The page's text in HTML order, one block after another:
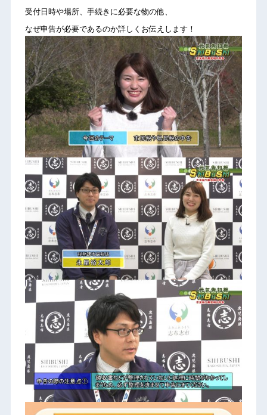
受付日時や場所、手続きに必要な物の他、
なぜ申告が必要であるのか詳しくお伝えします！